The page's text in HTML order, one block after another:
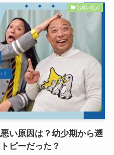
お笑い芸人
い原因は？幼少期から遡
ピーだった？